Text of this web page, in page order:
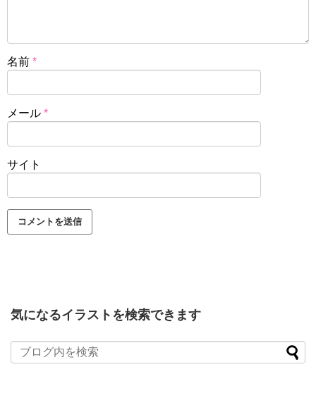
名前 *
メール *
サイト
気になるイラストを検索できます